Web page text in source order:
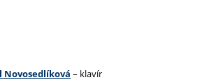
Novosedlíková – klavír